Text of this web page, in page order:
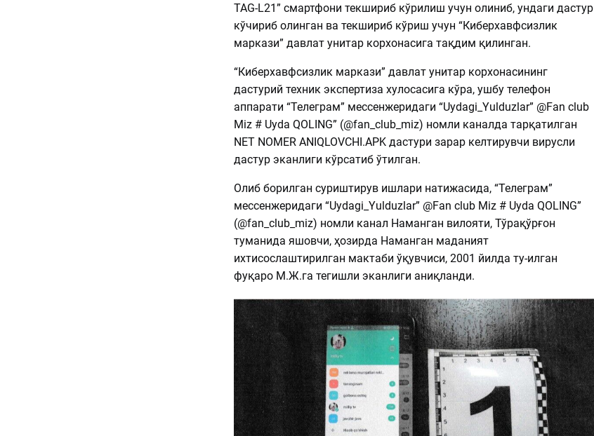
TAG-L21” смартфони текшириб кўрилиш учун олиниб, ундаги дастур
кўчириб олинган ва текшириб кўриш учун “Киберхавфсизлик
маркази” давлат унитар корхонасига тақдим қилинган.
“Киберхавфсизлик маркази” давлат унитар корхонасининг
дастурий техник экспертиза хулосасига кўра, ушбу телефон
аппарати “Телеграм” мессенжеридаги “Uydagi_Yulduzlar” @Fan club
Miz # Uyda QOLING” (@fan_club_miz) номли каналда тарқатилган
NET NOMER ANIQLOVCHI.APK дастури зарар келтирувчи вирусли
дастур эканлиги кўрсатиб ўтилган.
Олиб борилган суриштирув ишлари натижасида, “Телеграм”
мессенжеридаги “Uydagi_Yulduzlar” @Fan club Miz # Uyda QOLING”
(@fan_club_miz) номли канал Наманган вилояти, Тўрақўрғон
туманида яшовчи, ҳозирда Наманган маданият
ихтисослаштирилган мактаби ўқувчиси, 2001 йилда ту-илган
фуқаро М.Ж.га тегишли эканлиги аниқланди.